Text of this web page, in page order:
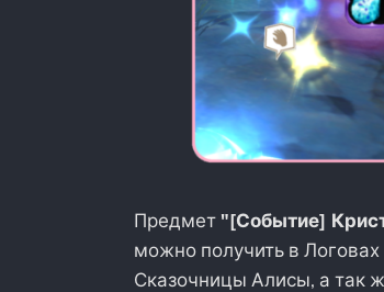
Предмет "[Событие]
можно получить в Логовах
Сказочницы Алисы, а так